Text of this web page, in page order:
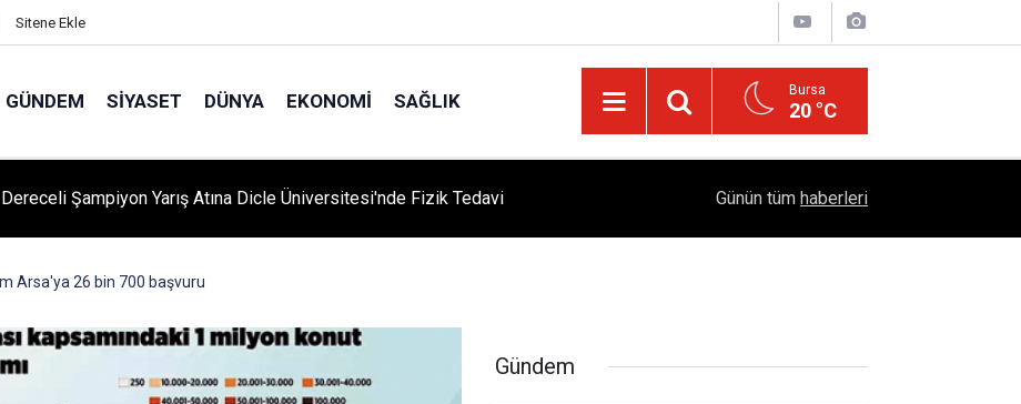
Sitene Ekle
GÜNDEM SIYASET DÜNYA EKONOMI SAĞLIK Bursa
20 °C
Şampiyon Yarış Atına Dicle Üniversitesi'nde Fizik Tedavi
Mühendislik Hikayesi
Günün tüm haberleri
Arsa'ya 26 bin 700 başvuru
Gündem